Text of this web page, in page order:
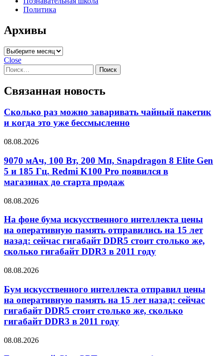
Политика
Архивы
Архивы
Close
Найти:
Связанная новость
Сколько раз можно заваривать чайный пакетик
и когда это уже бессмысленно
08.08.2026
9070 мАч, 100 Вт, 200 Мп, Snapdragon 8 Elite Gen
5 и 185 Гц. Redmi K100 Pro появился в
магазинах до старта продаж
08.08.2026
На фоне бума искусственного интеллекта цены
на оперативную память отправились на 15 лет
назад: сейчас гигабайт DDR5 стоит столько же,
сколько гигабайт DDR3 в 2011 году
08.08.2026
Бум искусственного интеллекта отправил цены
на оперативную память на 15 лет назад: сейчас
гигабайт DDR5 стоит столько же, сколько
гигабайт DDR3 в 2011 году
08.08.2026